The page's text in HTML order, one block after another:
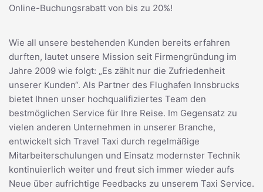
Online-Buchungsrabatt von bis zu 20%!
Wie all unsere bestehenden Kunden bereits erfahren
durften, lautet unsere Mission seit Firmengründung im
Jahre 2009 wie folgt: „Es zählt nur die Zufriedenheit
unserer Kunden“. Als Partner des Flughafen Innsbrucks
bietet Ihnen unser hochqualifiziertes Team den
bestmöglichen Service für Ihre Reise. Im Gegensatz zu
vielen anderen Unternehmen in unserer Branche,
entwickelt sich Travel Taxi durch regelmäßige
Mitarbeiterschulungen und Einsatz modernster Technik
kontinuierlich weiter und freut sich immer wieder aufs
Neue über aufrichtige Feedbacks zu unserem Taxi Service.